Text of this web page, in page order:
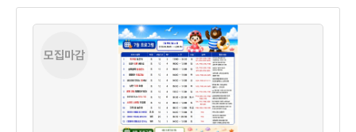
모집마감